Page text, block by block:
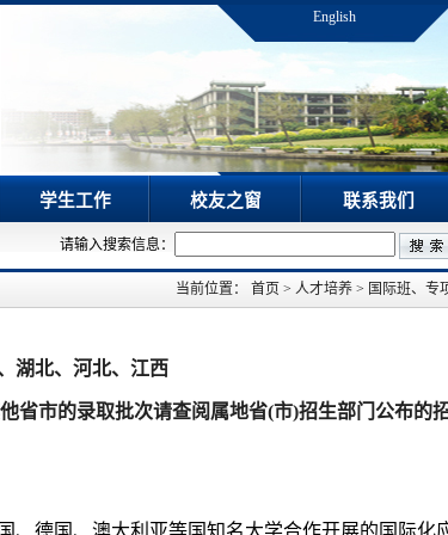
English
学生工作 校友之窗 联系我们
请输入搜索信息：
当前位置： 首页 > 人才培养 > 国际班、专
湖北、河北、江西
省市的录取批次请查阅属地省(市)招生部门公布的
、德国、澳大利亚等国知名大学合作开展的国际化